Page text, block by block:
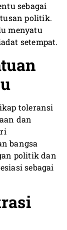
sebagai
politik.
menyatu
setempat.
toleransi
dan
bangsa
politik dan
sebagai